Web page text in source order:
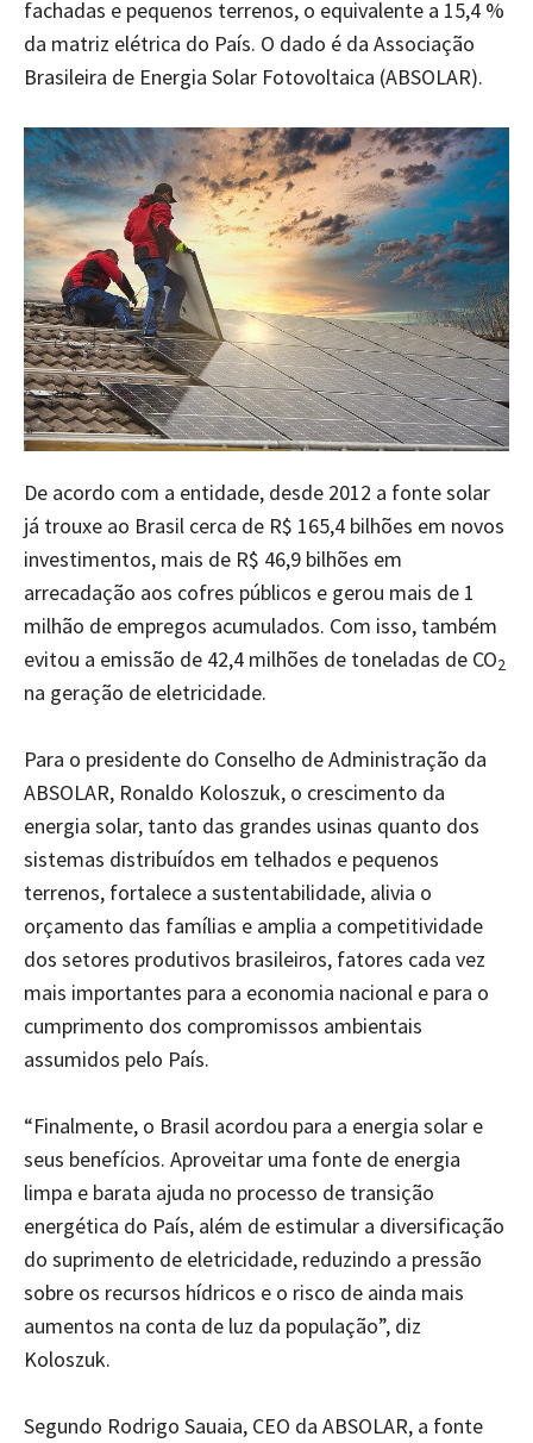
fachadas e pequenos terrenos, o equivalente a 15,4 %
da matriz elétrica do País. O dado é da Associação
Brasileira de Energia Solar Fotovoltaica (ABSOLAR).
De acordo com a entidade, desde 2012 a fonte solar
já trouxe ao Brasil cerca de R$ 165,4 bilhões em novos
investimentos, mais de R$ 46,9 bilhões em
arrecadação aos cofres públicos e gerou mais de 1
milhão de empregos acumulados. Com isso, também
evitou a emissão de 42,4 milhões de toneladas de CO2
na geração de eletricidade.
Para o presidente do Conselho de Administração da
ABSOLAR, Ronaldo Koloszuk, o crescimento da
energia solar, tanto das grandes usinas quanto dos
sistemas distribuídos em telhados e pequenos
terrenos, fortalece a sustentabilidade, alivia o
orçamento das famílias e amplia a competitividade
dos setores produtivos brasileiros, fatores cada vez
mais importantes para a economia nacional e para o
cumprimento dos compromissos ambientais
assumidos pelo País.
“Finalmente, o Brasil acordou para a energia solar e
seus benefícios. Aproveitar uma fonte de energia
limpa e barata ajuda no processo de transição
energética do País, além de estimular a diversificação
do suprimento de eletricidade, reduzindo a pressão
sobre os recursos hídricos e o risco de ainda mais
aumentos na conta de luz da população”, diz
Koloszuk.
Segundo Rodrigo Sauaia, CEO da ABSOLAR, a fonte